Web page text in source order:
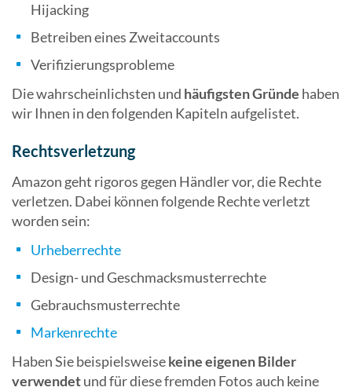
Hijacking
Betreiben eines Zweitaccounts
Verifizierungsprobleme
Die wahrscheinlichsten und häufigsten Gründe haben
wir Ihnen in den folgenden Kapiteln aufgelistet.
Rechtsverletzung
Amazon geht rigoros gegen Händler vor, die Rechte
verletzen. Dabei können folgende Rechte verletzt
worden sein:
Urheberrechte
Design- und Geschmacksmusterrechte
Gebrauchsmusterrechte
Markenrechte
Haben Sie beispielsweisekeine eigenen Bilder
verwendetund für diese fremden Fotos auch keine